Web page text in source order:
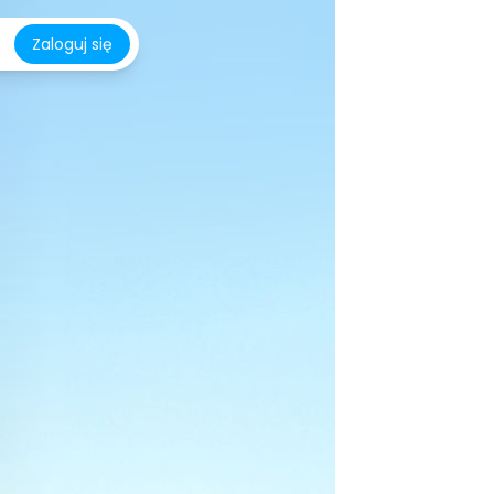
Zaloguj się